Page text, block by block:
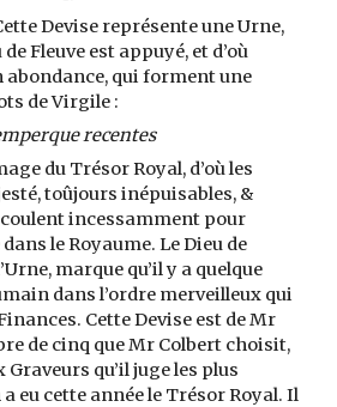
Devise représente une Urne,
Fleuve est appuyé, et d’où
abondance, qui forment une
de Virgile :
recentes
du Trésor Royal, d’où les
toûjours inépuisables, &
incessamment pour
le Royaume. Le Dieu de
marque qu’il y a quelque
dans l’ordre merveilleux qui
Cette Devise est de Mr
de cinq que Mr Colbert choisit,
Graveurs qu’il juge les plus
eu cette année le Trésor Royal. Il